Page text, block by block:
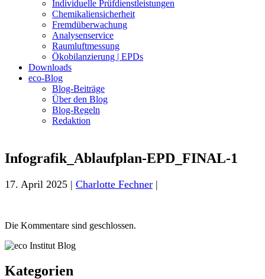
Individuelle Prüfdienstleistungen
Chemikaliensicherheit
Fremdüberwachung
Analysenservice
Raumluftmessung
Ökobilanzierung | EPDs
Downloads
eco-Blog
Blog-Beiträge
Über den Blog
Blog-Regeln
Redaktion
Infografik_Ablaufplan-EPD_FINAL-1
17. April 2025 | Charlotte Fechner |
Die Kommentare sind geschlossen.
Kategorien